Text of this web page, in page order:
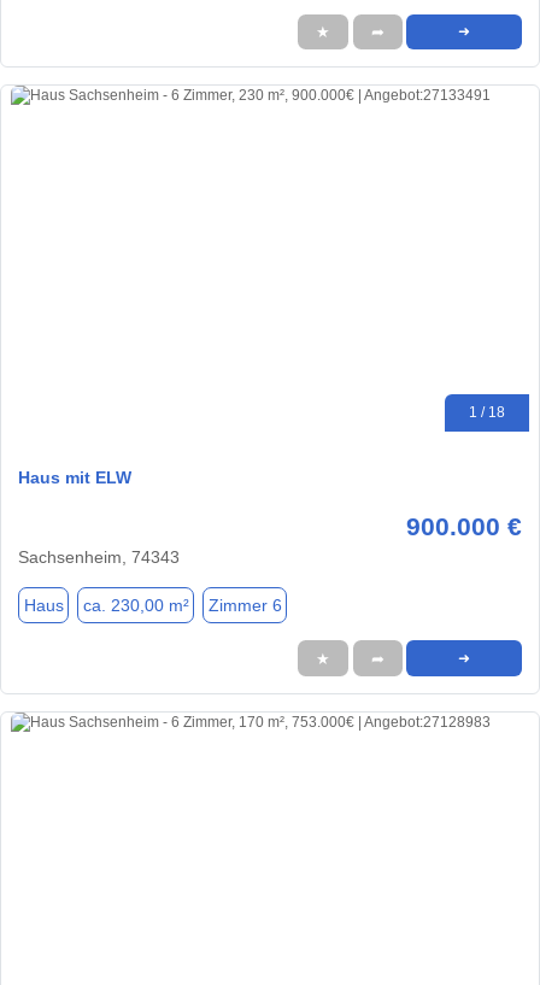
★ ➦ ➜
1 / 18
Haus mit ELW
900.000 €
Sachsenheim, 74343
Haus ca. 230,00 m² Zimmer 6
★ ➦ ➜